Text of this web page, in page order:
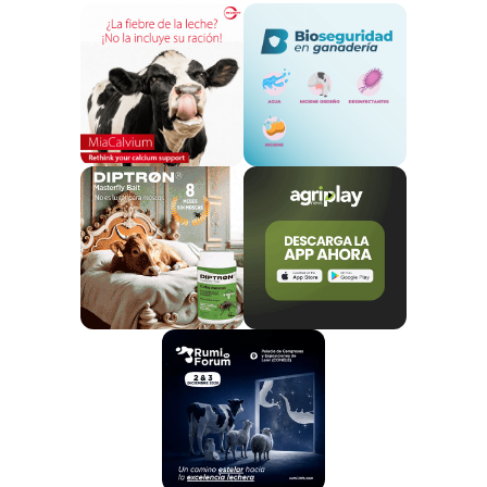
caso de brucelosis ovina y caprina
durante el
pasado año 2019.
Málaga, Granada y Jaén, se obtienen cifras
de prevalencia 0% (paso previo a obtener el
estatus de oficialmente indemne).
Por otra parte,la provincia de Almería es un
territorio oficialmente indemne de brucelosis
bovina desde el año 2018.
Basándonos en losdatos epidemiológicos
aportados por el MAPA,la evolución de la
enfermedad sigue una tendencia decreciente
gracias a los programas de erradicación de los
últimos años. Todos los descensos desde el año
1998 son significativos.